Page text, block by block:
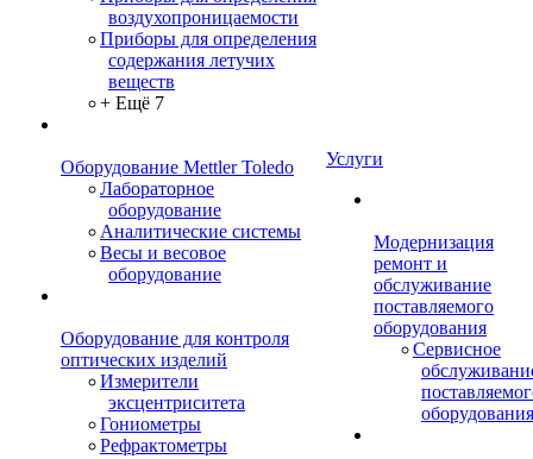
воздухопроницаемости
Приборы для определения
содержания летучих
веществ
+ Ещё 7
Оборудование Mettler Toledo
Лабораторное
оборудование
Аналитические системы
Весы и весовое
оборудование
Оборудование для контроля
оптических изделий
Измерители
эксцентриситета
Гониометры
Рефрактометры
Услуги
Модернизация
ремонт и
обслуживание
поставляемого
оборудования
Сервисное
оборудования